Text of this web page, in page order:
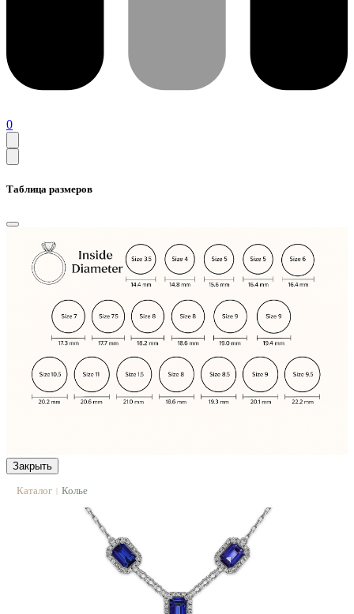
0
Таблица размеров
Закрыть
Каталог | Колье